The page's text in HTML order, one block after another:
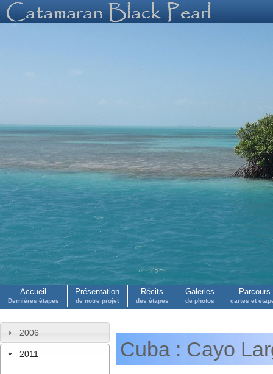
Accueil
Dernières étapes
Présentation
de notre projet
Récits
des étapes
Galeries
de photos
Parcours
cartes et
2006
2011 Cuba : Cayo